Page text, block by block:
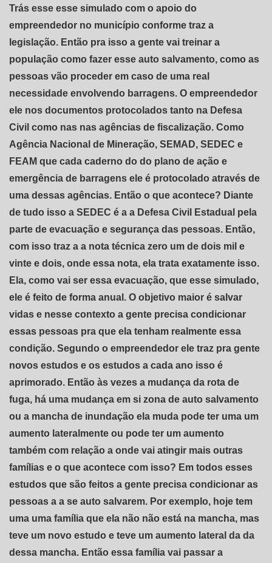
Trás esse esse simulado com o apoio do
empreendedor no município conforme traz a
legislação. Então pra isso a gente vai treinar a
população como fazer esse auto salvamento, como as
pessoas vão proceder em caso de uma real
necessidade envolvendo barragens. O empreendedor
ele nos documentos protocolados tanto na Defesa
Civil como nas nas agências de fiscalização. Como
Agência Nacional de Mineração, SEMAD, SEDEC e
FEAM que cada caderno do do plano de ação e
emergência de barragens ele é protocolado através de
uma dessas agências. Então o que acontece? Diante
de tudo isso a SEDEC é a a Defesa Civil Estadual pela
parte de evacuação e segurança das pessoas. Então,
com isso traz a a nota técnica zero um de dois mil e
vinte e dois, onde essa nota, ela trata exatamente isso.
Ela, como vai ser essa evacuação, que esse simulado,
ele é feito de forma anual. O objetivo maior é salvar
vidas e nesse contexto a gente precisa condicionar
essas pessoas pra que ela tenham realmente essa
condição. Segundo o empreendedor ele traz pra gente
novos estudos e os estudos a cada ano isso é
aprimorado. Então às vezes a mudança da rota de
fuga, há uma mudança em si zona de auto salvamento
ou a mancha de inundação ela muda pode ter uma um
aumento lateralmente ou pode ter um aumento
também com relação a onde vai atingir mais outras
famílias e o que acontece com isso? Em todos esses
estudos que são feitos a gente precisa condicionar as
pessoas a a se auto salvarem. Por exemplo, hoje tem
uma uma família que ela não não está na mancha, mas
teve um novo estudo e teve um aumento lateral da da
dessa mancha. Então essa família vai passar a